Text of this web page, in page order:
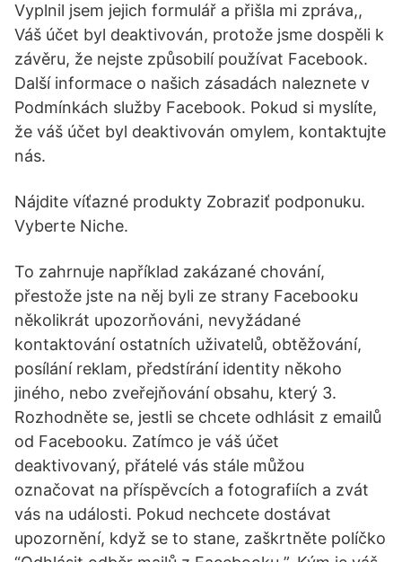
Vyplnil jsem jejich formulář a přišla mi zpráva,,
Váš účet byl deaktivován, protože jsme dospěli k
závěru, že nejste způsobilí používat Facebook.
Další informace o našich zásadách naleznete v
Podmínkách služby Facebook. Pokud si myslíte,
že váš účet byl deaktivován omylem, kontaktujte
nás.
Nájdite víťazné produkty Zobraziť podponuku.
Vyberte Niche.
To zahrnuje například zakázané chování,
přestože jste na něj byli ze strany Facebooku
několikrát upozorňováni, nevyžádané
kontaktování ostatních uživatelů, obtěžování,
posílání reklam, předstírání identity někoho
jiného, nebo zveřejňování obsahu, který 3.
Rozhodněte se, jestli se chcete odhlásit z emailů
od Facebooku. Zatímco je váš účet
deaktivovaný, přátelé vás stále můžou
označovat na příspěvcích a fotografiích a zvát
vás na události. Pokud nechcete dostávat
upozornění, když se to stane, zaškrtněte políčko